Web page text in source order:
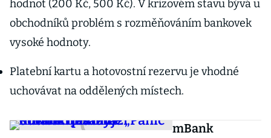
hodnot (200 Kč, 500 Kč). V krizovém stavu bývá u
obchodníků problém s rozměňováním bankovek
vysoké hodnoty.
Platební kartu a hotovostní rezervu je vhodné
uchovávat na oddělených místech.
mBank